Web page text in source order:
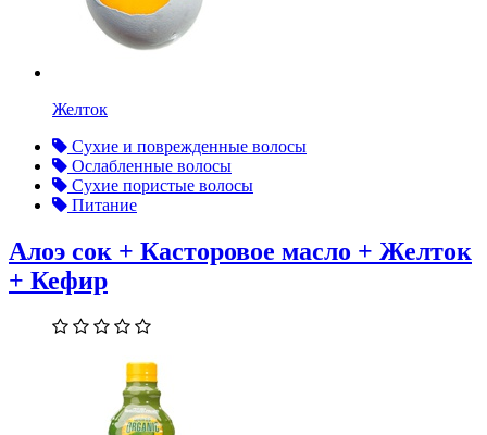
Желток
Сухие и поврежденные волосы
Ослабленные волосы
Сухие пористые волосы
Питание
Алоэ сок + Касторовое масло + Желток
+ Кефир